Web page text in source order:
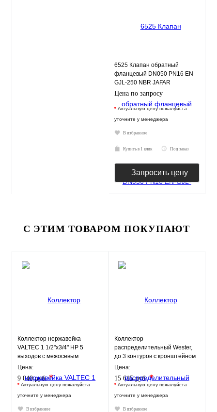
6525 Клапан обратный
фланцевый DN050 PN16 EN-
GJL-250 NBR JAFAR
Цена по запросу
* Актуальную цену пожалуйста
уточните у менеджера
В избранное
Купить в 1 клик Под заказ
Запросить цену
С ЭТИМ ТОВАРОМ ПОКУПАЮТ
Коллектор нержавейка
VALTEC 1 1/2"х3/4" НР 5
выходов с межосевым
расстоянием выходов 100мм
Цена:
9 040 руб.*
* Актуальную цену пожалуйста
уточните у менеджера
В избранное
Коллектор
распределительный Wester,
до 3 контуров с кронштейном
0-05-0110
Цена:
15 615 руб.*
* Актуальную цену пожалуйста
уточните у менеджера
В избранное